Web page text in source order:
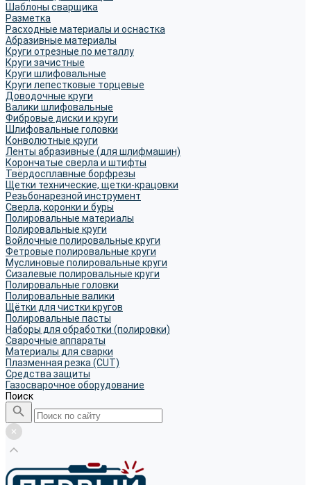
Шаблоны сварщика
Разметка
Расходные материалы и оснастка
Абразивные материалы
Круги отрезные по металлу
Круги зачистные
Круги шлифовальные
Круги лепестковые торцевые
Доводочные круги
Валики шлифовальные
Фибровые диски и круги
Шлифовальные головки
Конволютные круги
Ленты абразивные (для шлифмашин)
Корончатые сверла и штифты
Твёрдосплавные борфрезы
Щетки технические, щетки-крацовки
Резьбонарезной инструмент
Сверла, коронки и буры
Полировальные материалы
Полировальные круги
Войлочные полировальные круги
Фетровые полировальные круги
Муслиновые полировальные круги
Cизалевые полировальные круги
Полировальные головки
Полировальные валики
Щётки для чистки кругов
Полировальные пасты
Наборы для обработки (полировки)
Сварочные аппараты
Материалы для сварки
Плазменная резка (CUT)
Средства защиты
Газосварочное оборудование
Поиск